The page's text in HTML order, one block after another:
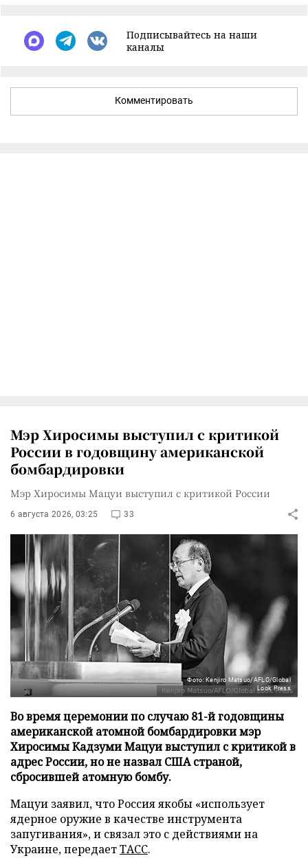
Подписывайтесь на наши
каналы
Комментировать
Мэр Хиросимы выступил с критикой
России в годовщину американской
бомбардировки
Мэр Хиросимы Мацуи выступил с критикой России
6 августа 2026, 03:25 33
Фото: Kenjiro Matsuo/AFLO/Global
Look Press
Во время церемонии по случаю 81-й годовщины
американской атомной бомбардировки мэр
Хиросимы Кадзуми Мацуи выступил с критикой в
адрес России, но не назвал США страной,
сбросившей атомную бомбу.
Мацуи заявил, что Россия якобы «использует
ядерное оружие в качестве инструмента
запугивания», и связал это с действиями на
Украине, передаетТАСС.